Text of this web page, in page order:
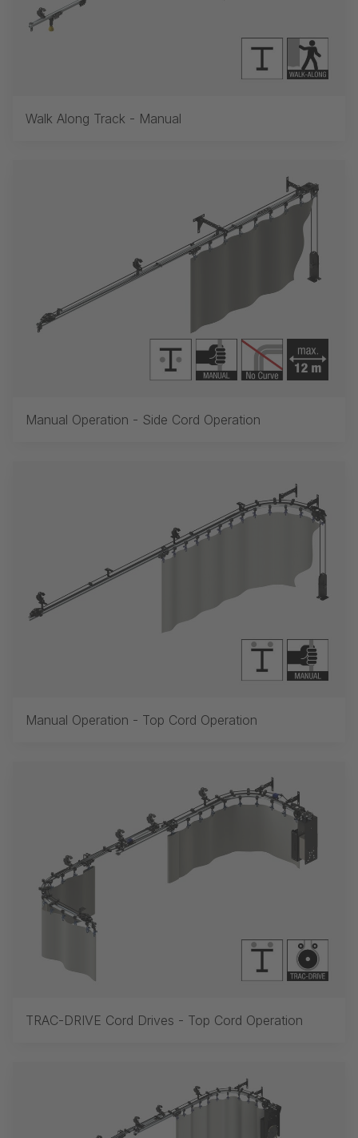
Walk Along Track - Manual
Manual Operation - Side Cord Operation
Manual Operation - Top Cord Operation
TRAC-DRIVE Cord Drives - Top Cord Operation